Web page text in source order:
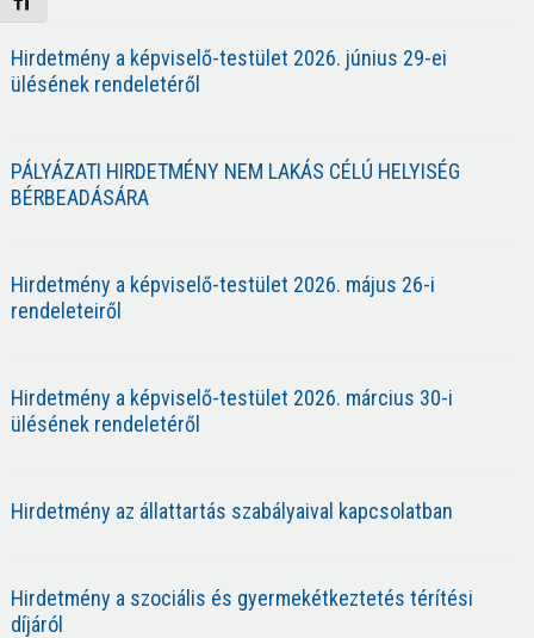
Hirdetmény a képviselő-testület 2026. június 29-ei
ülésének rendeletéről
PÁLYÁZATI HIRDETMÉNY NEM LAKÁS CÉLÚ HELYISÉG
BÉRBEADÁSÁRA
Hirdetmény a képviselő-testület 2026. május 26-i
rendeleteiről
Hirdetmény a képviselő-testület 2026. március 30-i
ülésének rendeletéről
Hirdetmény az állattartás szabályaival kapcsolatban
Hirdetmény a szociális és gyermekétkeztetés térítési
díjáról